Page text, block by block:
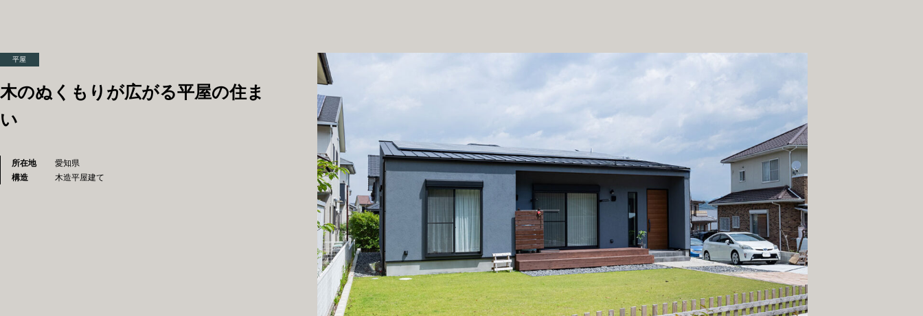
パートナーズ
深呼吸しよう。
ボタニカルハウス
平屋
木のぬくもりが広がる平屋の住ま
い
所在地
愛知県
構造
木造平屋建て